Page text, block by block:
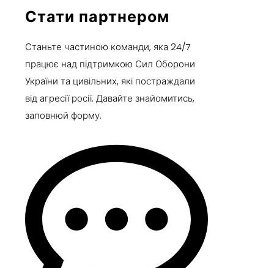
Стати партнером
Станьте частиною команди, яка 24/7
працює над підтримкою Сил Оборони
України та цивільних, які постраждали
від агресії росії. Давайте знайомитись,
заповнюй форму.